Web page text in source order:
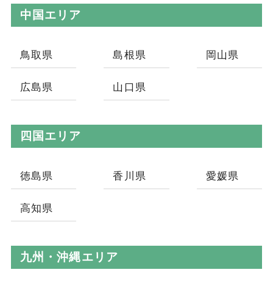
中国エリア
鳥取県 島根県 岡山県
広島県 山口県
四国エリア
徳島県 香川県 愛媛県
高知県
九州・沖縄エリア